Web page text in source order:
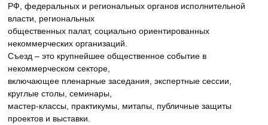
РФ, федеральных и региональных органов исполнительной
власти, региональных
общественных палат, социально ориентированных
некоммерческих организаций.
Съезд – это крупнейшее общественное событие в
некоммерческом секторе,
включающее пленарные заседания, экспертные сессии,
круглые столы, семинары,
мастер-классы, практикумы, митапы, публичные защиты
проектов и выставки.